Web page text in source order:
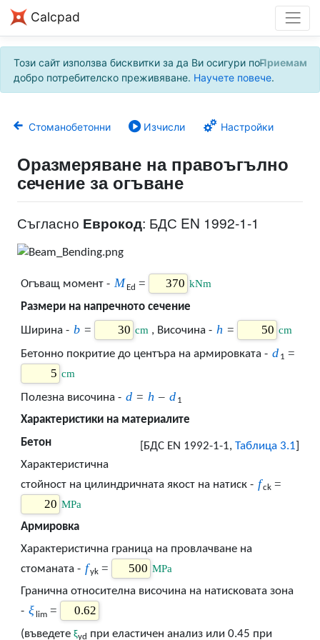
Calcpad
Този сайт използва бисквитки за да Ви осигури по-
добро потребителско преживяване. Научете повече.
Приемам
Стоманобетонни Изчисли Настройки
Оразмеряване на правоъгълно
сечение за огъване
Съгласно Еврокод: БДС EN 1992-1-1
Огъващ момент - M Ed =
kNm
Размери на напречното сечение
Ширина - b = cm , Височина - h = cm
Бетонно покритие до центъра на армировката - d 1 =
cm
Полезна височина - d = h – d 1
Характеристики на материалите
[БДС EN 1992-1-1,Таблица 3.1]
Бетон
Характеристична
стойност на цилиндричната якост на натиск - fck=
MPa
Армировка
Характеристична граница на провлачване на
стоманата - fyk=
MPa
Гранична относителна височина на натисковата зона
- ξ lim=
(въведете ξyd при еластичен анализ или 0.45 при